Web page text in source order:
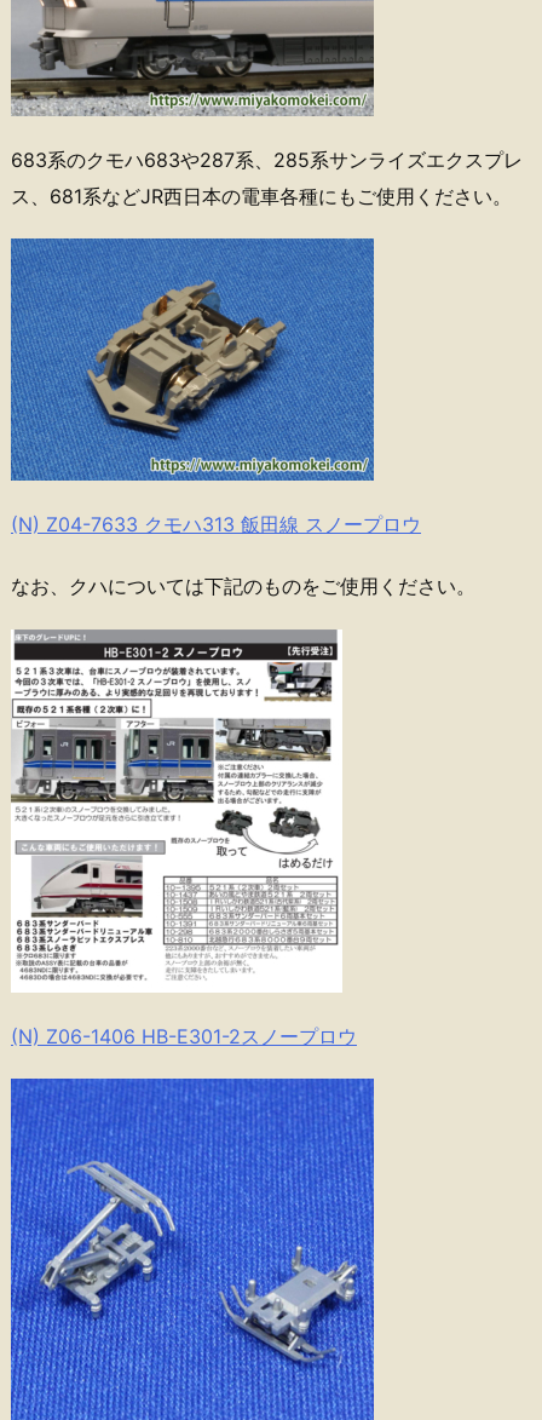
683系のクモハ683や287系、285系サンライズエクスプレ
ス、681系などJR西日本の電車各種にもご使用ください。
(N) Z04-7633 クモハ313 飯田線 スノープロウ
なお、クハについては下記のものをご使用ください。
(N) Z06-1406 HB-E301-2スノープロウ